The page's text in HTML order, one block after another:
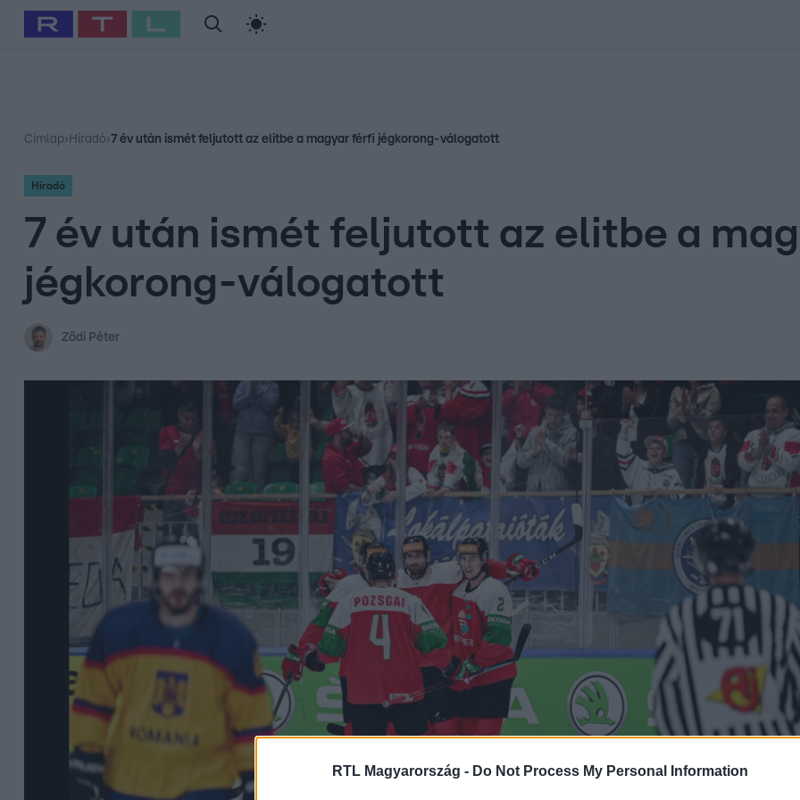
RTL Magyarország - Do Not Process My Personal Information
Babits Marcella Szellő István Most Wanted
Címlap› Híradó›7 év után ismét feljutott az elitbe a magyar férfi jégkorong-válogatott
Híradó
7 év után ismét feljutott az elitbe a
jégkorong-válogatott
Ződi Péter